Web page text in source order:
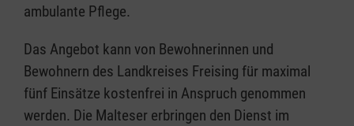
ambulante Pflege.
Das Angebot kann von Bewohnerinnen und
Bewohnern des Landkreises Freising für maximal
fünf Einsätze kostenfrei in Anspruch genommen
werden. Die Malteser erbringen den Dienst im